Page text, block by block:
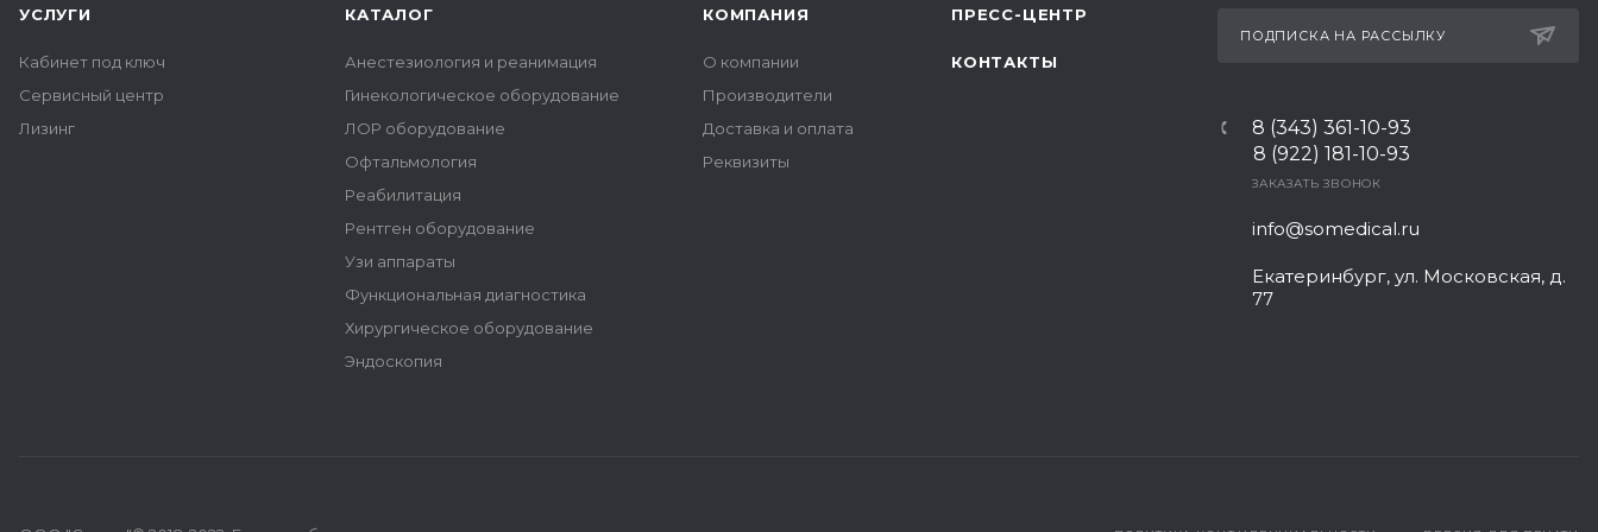
УСЛУГИ
Кабинет под ключ
Сервисный центр
Лизинг
КАТАЛОГ
Анестезиология и реанимация
Гинекологическое оборудование
ЛОР оборудование
Офтальмология
Реабилитация
Рентген оборудование
Узи аппараты
Функциональная диагностика
Хирургическое оборудование
Эндоскопия
КОМПАНИЯ
О компании
Производители
Доставка и оплата
Реквизиты
ПРЕСС-ЦЕНТР
КОНТАКТЫ
ПОДПИСКА НА РАССЫЛКУ
8 (343) 361-10-93
8 (922) 181-10-93
ЗАКАЗАТЬ ЗВОНОК
info@somedical.ru
Екатеринбург, ул. Московская, д.
77